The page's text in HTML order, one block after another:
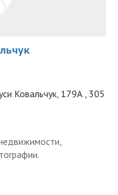
Ковальчук, 179А , 305